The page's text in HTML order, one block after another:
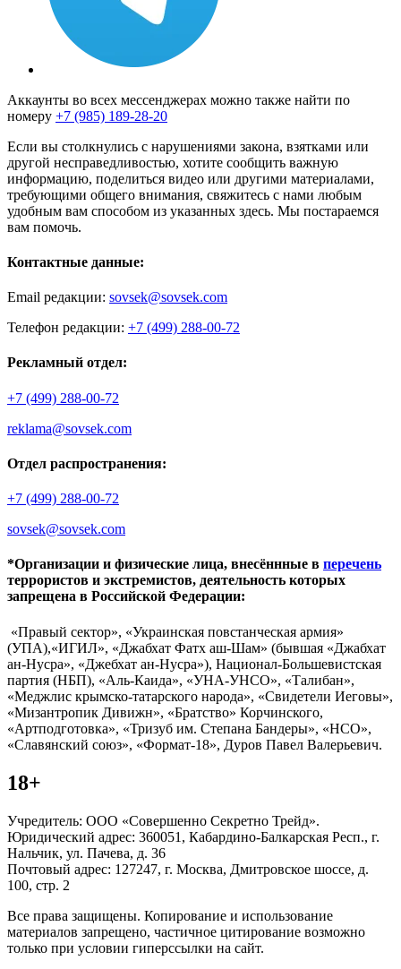
Аккаунты во всех мессенджерах можно также найти по
номеру +7 (985) 189-28-20
Если вы столкнулись с нарушениями закона, взятками или
другой несправедливостью, хотите сообщить важную
информацию, поделиться видео или другими материалами,
требующими общего внимания, свяжитесь с нами любым
удобным вам способом из указанных здесь. Мы постараемся
вам помочь.
Контактные данные:
Email редакции: sovsek@sovsek.com
Телефон редакции: +7 (499) 288-00-72
Рекламный отдел:
+7 (499) 288-00-72
reklama@sovsek.com
Отдел распространения:
+7 (499) 288-00-72
sovsek@sovsek.com
*Организации и физические лица, внесённные в перечень
террористов и экстремистов, деятельность которых
запрещена в Российской Федерации:
«Правый сектор», «Украинская повстанческая армия»
(УПА),«ИГИЛ», «Джабхат Фатх аш-Шам» (бывшая «Джабхат
ан-Нусра», «Джебхат ан-Нусра»), Национал-Большевистская
партия (НБП), «Аль-Каида», «УНА-УНСО», «Талибан»,
«Меджлис крымско-татарского народа», «Свидетели Иеговы»,
«Мизантропик Дивижн», «Братство» Корчинского,
«Артподготовка», «Тризуб им. Степана Бандеры», «НСО»,
«Славянский союз», «Формат-18», Дуров Павел Валерьевич.
18+
Учредитель: ООО «Совершенно Секретно Трейд».
Юридический адрес: 360051, Кабардино-Балкарская Респ., г.
Нальчик, ул. Пачева, д. 36
Почтовый адрес: 127247, г. Москва, Дмитровское шоссе, д.
100, стр. 2
Все права защищены. Копирование и использование
материалов запрещено, частичное цитирование возможно
только при условии гиперссылки на сайт.